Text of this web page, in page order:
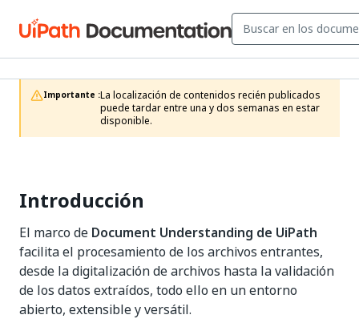
Importante :La localización de contenidos recién publicados
puede tardar entre una y dos semanas en estar
disponible.
Introducción
El marco de Document Understanding de UiPath
facilita el procesamiento de los archivos entrantes,
desde la digitalización de archivos hasta la validación
de los datos extraídos, todo ello en un entorno
abierto, extensible y versátil.